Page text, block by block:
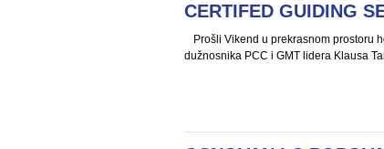
CERTIFED GUIDING
Prošli Vikend u prekrasnom prostoru
dužnosnika PCC i GMT lidera Klausa